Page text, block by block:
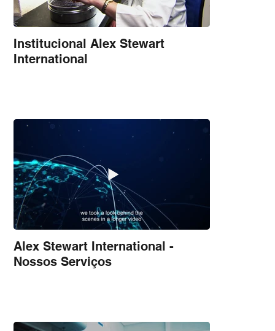
Institucional Alex Stewart
International
Alex Stewart International -
Nossos Serviços